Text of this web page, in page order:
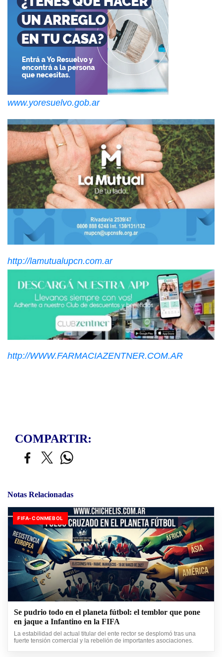
www.yoresuelvo.gob.ar
http://lamutualupcn.com.ar
http://WWW.FARMACIAZENTNER.COM.AR
COMPARTIR:
Notas Relacionadas
FIFA-CONMEBOL
Se pudrio todo en el planeta fútbol: el temblor que pone
en jaque a Infantino en la FIFA
La estabilidad del actual titular del ente rector se desplomó tras una
fuerte tensión comercial y la rebelión de importantes asociaciones.